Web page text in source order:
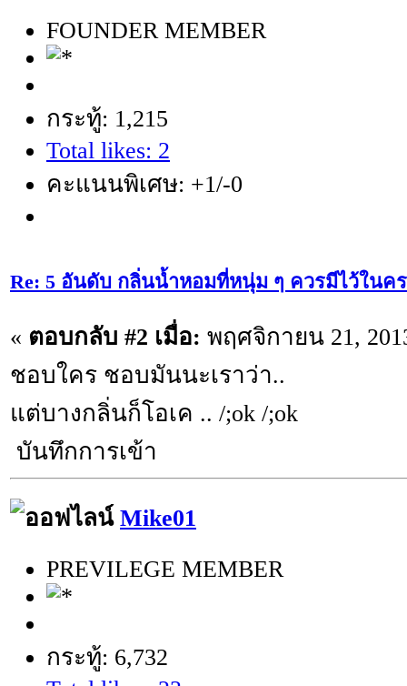
FOUNDER MEMBER
กระทู้: 1,215
Total likes: 2
คะแนนพิเศษ: +1/-0
Re: 5 อันดับ กลิ่นน้ำหอมที่หนุ่ม ๆ ควรมีไว้ในค
« ตอบกลับ #2 เมื่อ: พฤศจิกายน 21,
ชอบใคร ชอบมันนะเราว่า..
แต่บางกลิ่นก็โอเค .. /;ok /;ok
บันทึกการเข้า
Mike01
PREVILEGE MEMBER
กระทู้: 6,732